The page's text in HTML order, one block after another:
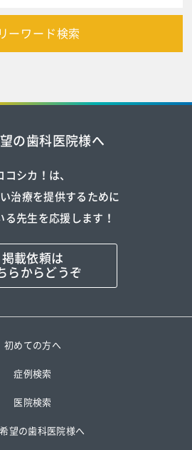
ーワード検索
の歯科医院様へ
コシカ！は、
治療を提供するために
る先生を応援します！
掲載依頼は
らからどうぞ
初めての方へ
症例検索
医院検索
望の歯科医院様へ